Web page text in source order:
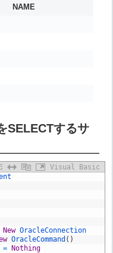
NAME
SELECTするサ
Visual Basic
New OracleConnection
OracleCommand ( )
= Nothing